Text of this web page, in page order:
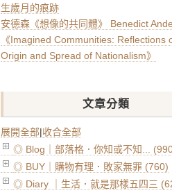
生歲月的痕跡
安德森《想像的共同體》 Benedict
《Imagined Communities: Reflections
Origin and Spread of Nationalism》
文章分類
展開全部|收合全部
◎ Blog｜部落格．你知或不知...
◎ BUY｜購物有理．敗家無罪 (760)
◎ Diary ｜生活．就是那樣五四三